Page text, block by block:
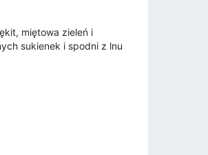
miętowa zieleń i
sukienek i spodni z lnu